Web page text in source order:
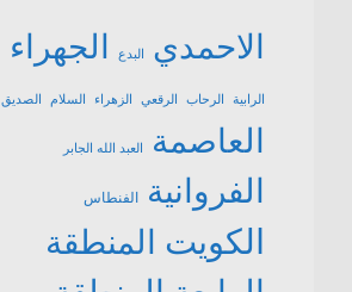
الاحمدي البدع الجهراء
الرابية الرحاب الرقعي الزهراء السلام الصديق
العاصمة العبد الله الجابر
الفروانية الفنطاس
الكويت المنطقة